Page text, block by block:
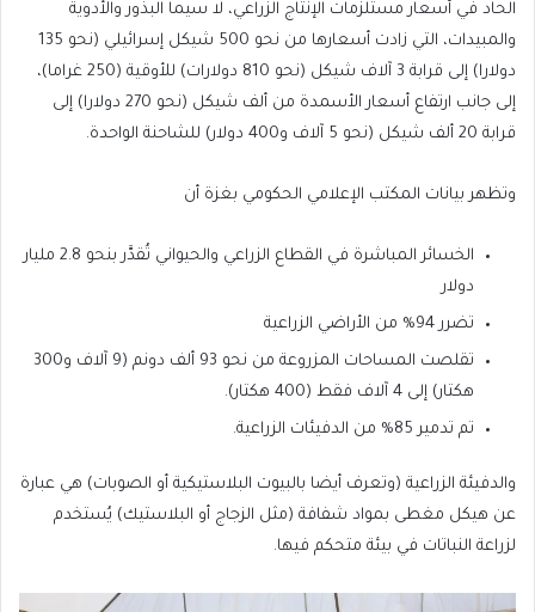
الحاد في أسعار مستلزمات الإنتاج الزراعي، لا سيما البذور والأدوية
والمبيدات، التي زادت أسعارها من نحو 500 شيكل إسرائيلي (نحو 135
دولارا) إلى قرابة 3 آلاف شيكل (نحو 810 دولارات) للأوقية (250 غراما)،
إلى جانب ارتفاع أسعار الأسمدة من ألف شيكل (نحو 270 دولارا) إلى
قرابة 20 ألف شيكل (نحو 5 آلاف و400 دولار) للشاحنة الواحدة.
وتظهر بيانات المكتب الإعلامي الحكومي بغزة أن
الخسائر المباشرة في القطاع الزراعي والحيواني تُقدَّر بنحو 2.8 مليار
دولار
تضرر 94% من الأراضي الزراعية
تقلصت المساحات المزروعة من نحو 93 ألف دونم (9 آلاف و300
هكتار) إلى 4 آلاف فقط (400 هكتار).
تم تدمير 85% من الدفيئات الزراعية.
والدفيئة الزراعية (وتعرف أيضا بالبيوت البلاستيكية أو الصوبات) هي عبارة
عن هيكل مغطى بمواد شفافة (مثل الزجاج أو البلاستيك) يُستخدم
لزراعة النباتات في بيئة متحكم فيها.